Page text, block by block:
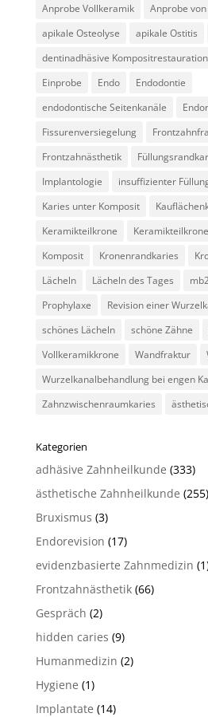
Anprobe Vollkeramik
Anprobe
apikale Osteolyse
apikale Ostitis
dentinadhäsive Kompositrestauration
Einprobe
Endo
Endodontie
endodontische Seitenkanäle
Fissurenversiegelung
Frontzahnästhetik
Implantologie
insuffizienter
Karies unter Komposit
Keramikteilkrone
Komposit
Kronenrandkaries
Lächeln
Lächeln des Tages
Prophylaxe
Revision einer
schönes Lächeln
schöne Zähne
Vollkeramikkrone
Wandfraktur
Wurzelkanalbehandlung bei engen
Zahnzwischenraumkaries
Kategorien
adhäsive Zahnheilkunde (333)
ästhetische Zahnheilkunde (255)
Bruxismus (3)
Endorevision (17)
evidenzbasierte Zahnmedizin
Frontzahnästhetik(66)
Gespräch (2)
hidden caries (9)
Humanmedizin (2)
Hygiene (1)
Implantate (14)